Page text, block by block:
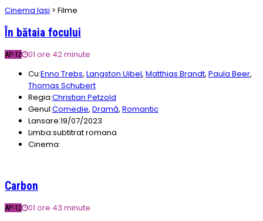
Cinema Iași > Filme
În bătaia focului
AP-12
01 ore 42 minute
Cu:Enno Trebs, Langston Uibel, Matthias Brandt, Paula Beer,
Thomas Schubert
Regia:Christian Petzold
Genul:Comedie, Dramă, Romantic
Lansare:19/07/2023
Limba:subtitrat romana
Cinema:
Carbon
AP-12
01 ore 43 minute